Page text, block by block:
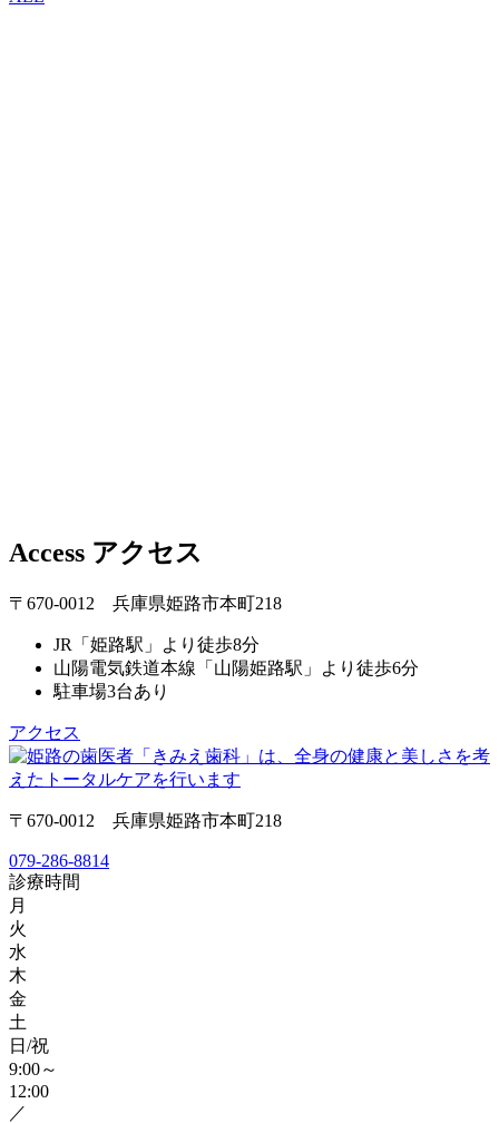
Access アクセス
〒670-0012 兵庫県姫路市本町218
JR「姫路駅」より徒歩8分
山陽電気鉄道本線「山陽姫路駅」より徒歩6分
駐車場3台あり
アクセス
〒670-0012 兵庫県姫路市本町218
079-286-8814
診療時間
月
火
水
木
金
土
日/祝
9:00～
12:00
／